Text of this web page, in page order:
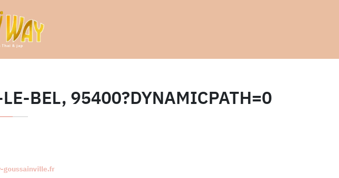
BEL, 95400?DYNAMICPATH=0
goussainville.fr